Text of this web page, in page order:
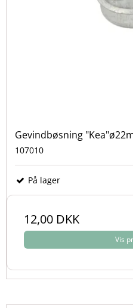
Gevindbøsning
107010
På lager
12,00 DKK
Vis